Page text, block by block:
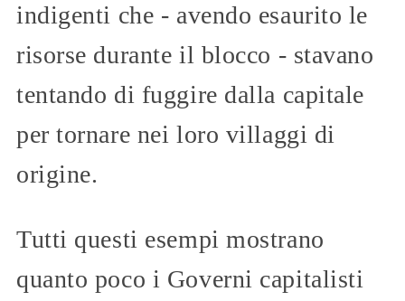
indigenti che - avendo esaurito le
risorse durante il blocco - stavano
tentando di fuggire dalla capitale
per tornare nei loro villaggi di
origine.
Tutti questi esempi mostrano
quanto poco i Governi capitalisti